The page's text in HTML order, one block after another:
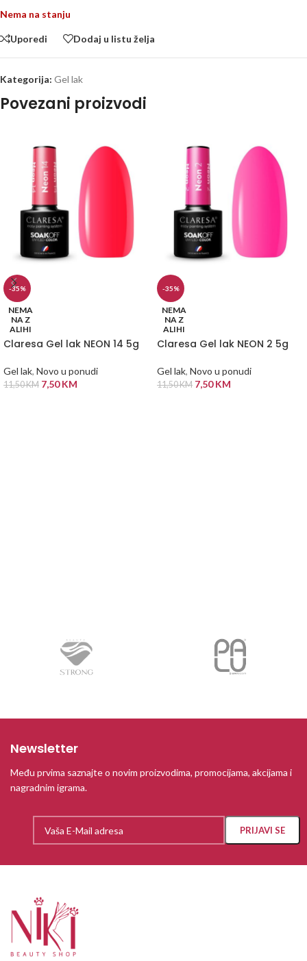
Nema na stanju
Uporedi Dodaj u listu želja
Kategorija: Gel lak
Povezani proizvodi
-35%
NEMA
NA Z
ALIHI
Claresa Gel lak NEON 14 5g
Gel lak, Novo u ponudi
11,50KM 7,50KM
-35%
NEMA
NA Z
ALIHI
Claresa Gel lak NEON 2 5g
Gel lak, Novo u ponudi
11,50KM 7,50KM
Newsletter
Među prvima saznajte o novim proizvodima, promocijama, akcijama i
nagradnim igrama.